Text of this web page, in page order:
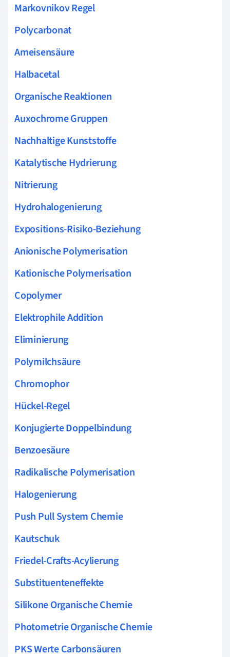
Markovnikov Regel
Polycarbonat
Ameisensäure
Halbacetal
Organische Reaktionen
Auxochrome Gruppen
Nachhaltige Kunststoffe
Katalytische Hydrierung
Nitrierung
Hydrohalogenierung
Expositions-Risiko-Beziehung
Anionische Polymerisation
Kationische Polymerisation
Copolymer
Elektrophile Addition
Eliminierung
Polymilchsäure
Chromophor
Hückel-Regel
Konjugierte Doppelbindung
Benzoesäure
Radikalische Polymerisation
Halogenierung
Push Pull System Chemie
Kautschuk
Friedel-Crafts-Acylierung
Substituenteneffekte
Silikone Organische Chemie
Photometrie Organische Chemie
PKS Werte Carbonsäuren